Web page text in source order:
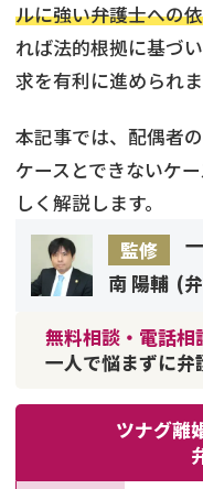
ルに強い弁護士への
れば法的根拠に基づ
求を有利に進められま
本記事では、配偶者
ケースとできないケ
しく解説します。
監修
南 陽輔 (
無料相談・電話相
一人で悩まずに弁
ツナグ離